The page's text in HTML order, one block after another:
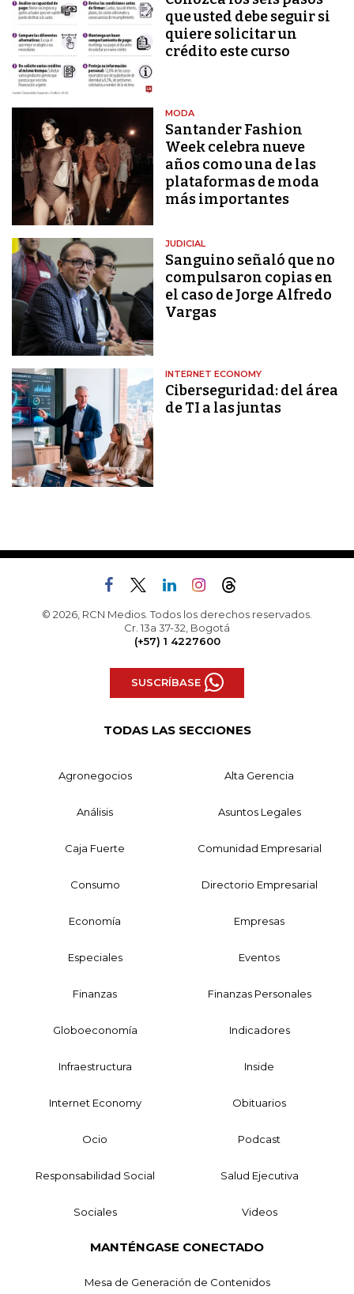
que usted debe seguir si
quiere solicitar un
crédito este curso
MODA
Santander Fashion
Week celebra nueve
años como una de las
plataformas de moda
más importantes
JUDICIAL
Sanguino señaló que no
compulsaron copias en
el caso de Jorge Alfredo
Vargas
INTERNET ECONOMY
Ciberseguridad: del área
de TI a las juntas
© 2026, RCN Medios. Todos los derechos reservados.
Cr. 13a 37-32, Bogotá
(+57) 1 4227600
SUSCRÍBASE
TODAS LAS SECCIONES
Agronegocios Alta Gerencia
Análisis Asuntos Legales
Caja Fuerte Comunidad Empresarial
Consumo Directorio Empresarial
Economía Empresas
Especiales Eventos
Finanzas Finanzas Personales
Globoeconomía Indicadores
Infraestructura Inside
Internet Economy Obituarios
Ocio Podcast
Responsabilidad Social Salud Ejecutiva
Sociales Videos
MANTÉNGASE CONECTADO
Mesa de Generación de Contenidos